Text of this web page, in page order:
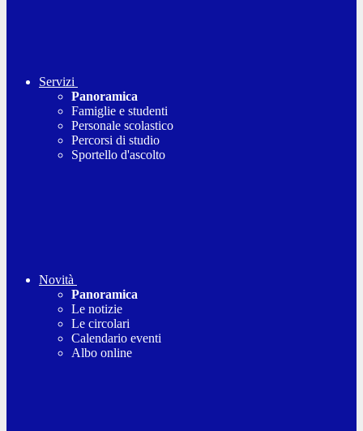
Servizi
Panoramica
Famiglie e studenti
Personale scolastico
Percorsi di studio
Sportello d'ascolto
Novità
Panoramica
Le notizie
Le circolari
Calendario eventi
Albo online